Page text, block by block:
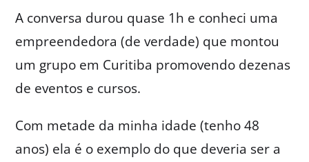
A conversa durou quase 1h e conheci uma
empreendedora (de verdade) que montou
um grupo em Curitiba promovendo dezenas
de eventos e cursos.
Com metade da minha idade (tenho 48
anos) ela é o exemplo do que deveria ser a